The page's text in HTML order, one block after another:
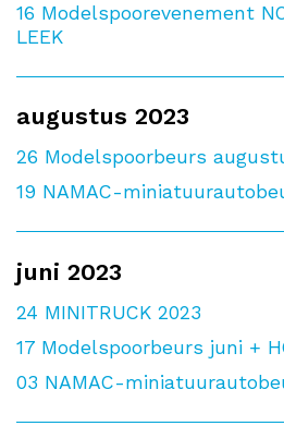
16 Modelspoorevenement
LEEK
augustus 2023
26 Modelspoorbeurs
19 NAMAC-
juni 2023
24 MINITRUCK 2023
17 Modelspoorbeurs juni +
03 NAMAC-